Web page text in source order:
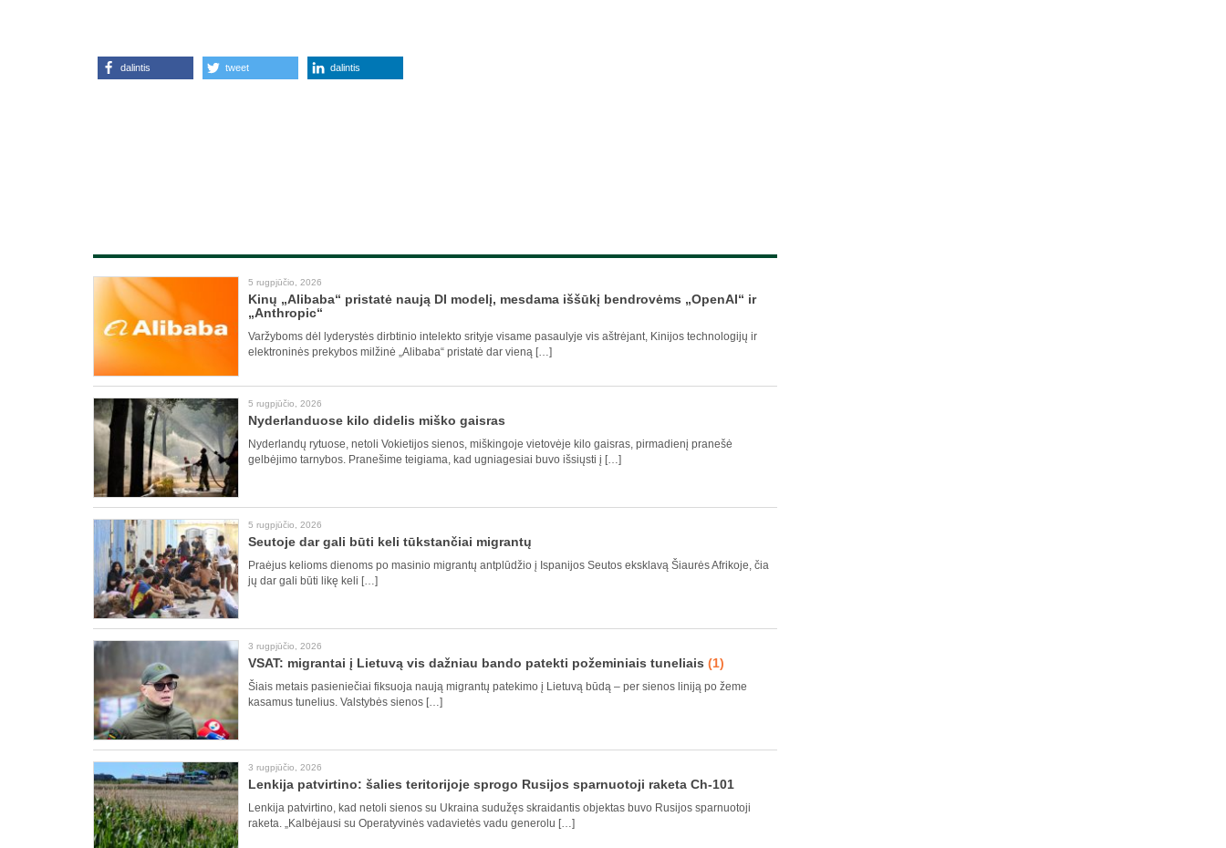
dalintis tweet dalintis
5 rugpjūčio, 2026
Kinų „Alibaba“ pristatė naują DI modelį, mesdama iššūkį bendrovėms „OpenAI“ ir
„Anthropic“
Varžyboms dėl lyderystės dirbtinio intelekto srityje visame pasaulyje vis aštrėjant, Kinijos technologijų ir
elektroninės prekybos milžinė „Alibaba“ pristatė dar vieną […]
5 rugpjūčio, 2026
Nyderlanduose kilo didelis miško gaisras
Nyderlandų rytuose, netoli Vokietijos sienos, miškingoje vietovėje kilo gaisras, pirmadienį pranešė
gelbėjimo tarnybos. Pranešime teigiama, kad ugniagesiai buvo išsiųsti į […]
5 rugpjūčio, 2026
Seutoje dar gali būti keli tūkstančiai migrantų
Praėjus kelioms dienoms po masinio migrantų antplūdžio į Ispanijos Seutos eksklavą Šiaurės Afrikoje, čia
jų dar gali būti likę keli […]
3 rugpjūčio, 2026
VSAT: migrantai į Lietuvą vis dažniau bando patekti požeminiais tuneliais (1)
Šiais metais pasieniečiai fiksuoja naują migrantų patekimo į Lietuvą būdą – per sienos liniją po žeme
kasamus tunelius. Valstybės sienos […]
3 rugpjūčio, 2026
Lenkija patvirtino: šalies teritorijoje sprogo Rusijos sparnuotoji raketa Ch-101
Lenkija patvirtino, kad netoli sienos su Ukraina sudužęs skraidantis objektas buvo Rusijos sparnuotoji
raketa. „Kalbėjausi su Operatyvinės vadavietės vadu generolu […]